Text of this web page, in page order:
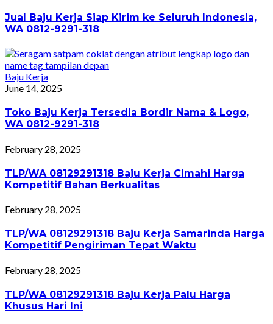
Jual Baju Kerja Siap Kirim ke Seluruh Indonesia,
WA 0812-9291-318
Baju Kerja
June 14, 2025
Toko Baju Kerja Tersedia Bordir Nama & Logo,
WA 0812-9291-318
February 28, 2025
TLP/WA 08129291318 Baju Kerja Cimahi Harga
Kompetitif Bahan Berkualitas
February 28, 2025
TLP/WA 08129291318 Baju Kerja Samarinda Harga
Kompetitif Pengiriman Tepat Waktu
February 28, 2025
TLP/WA 08129291318 Baju Kerja Palu Harga
Khusus Hari Ini